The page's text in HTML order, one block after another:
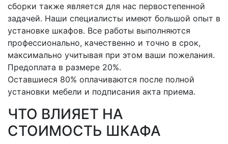
сборки также является для нас первостепенной
задачей. Наши специалисты имеют большой опыт в
установке шкафов. Все работы выполняются
профессионально, качественно и точно в срок,
максимально учитывая при этом ваши пожелания.
Предоплата в размере 20%.
Оставшиеся 80% оплачиваются после полной
установки мебели и подписания акта приема.
ЧТО ВЛИЯЕТ НА
СТОИМОСТЬ ШКАФА